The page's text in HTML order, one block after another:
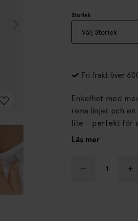
Storlek
Fri frakt över
Enkelhet med mening. Den här fina ringen förenar ett
rena linjer och en elegant form. Ett
lite – perfekt för
Läs mer